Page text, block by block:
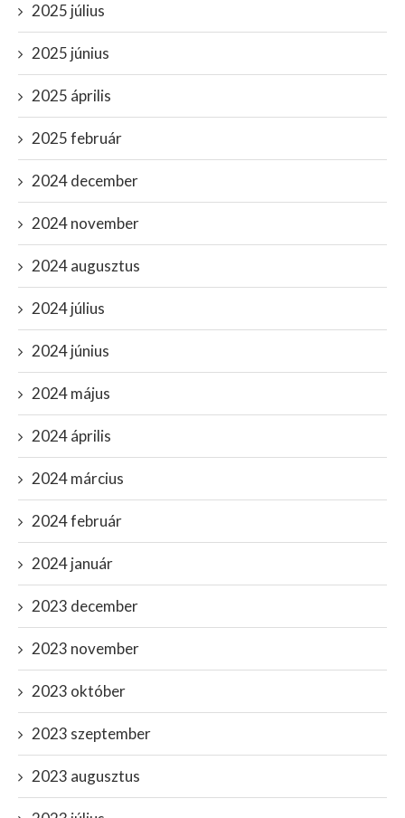
2025 július
2025 június
2025 április
2025 február
2024 december
2024 november
2024 augusztus
2024 július
2024 június
2024 május
2024 április
2024 március
2024 február
2024 január
2023 december
2023 november
2023 október
2023 szeptember
2023 augusztus